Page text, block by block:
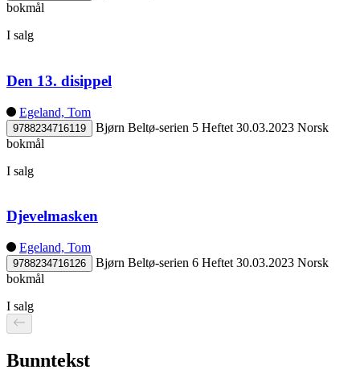
bokmål
I salg
Den 13. disippel
Egeland, Tom
9788234716119 Bjørn Beltø-serien 5 Heftet 30.03.2023 Norsk
bokmål
I salg
Djevelmasken
Egeland, Tom
9788234716126 Bjørn Beltø-serien 6 Heftet 30.03.2023 Norsk
bokmål
I salg
Bunntekst